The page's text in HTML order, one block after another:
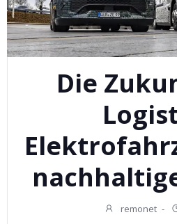
Die
remonet -